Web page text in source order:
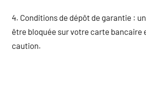
4. Conditions de dépôt de garantie :
être bloquée sur votre carte bancaire
caution.